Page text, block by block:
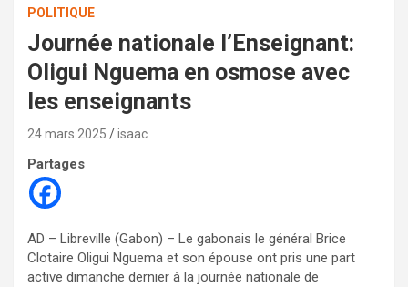
POLITIQUE
Journée nationale l’Enseignant:
Oligui Nguema en osmose avec
les enseignants
24 mars 2025 isaac
Partages
AD – Libreville (Gabon) – Le gabonais le général Brice
Clotaire Oligui Nguema et son épouse ont pris une part
active dimanche dernier à la journée nationale de